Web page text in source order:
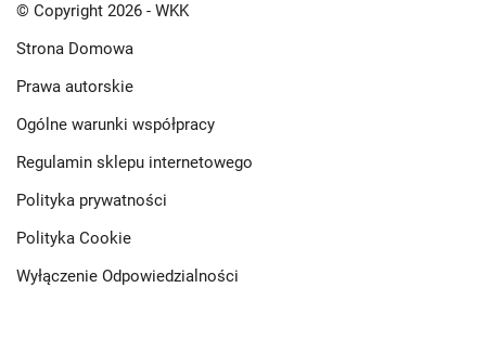
© Copyright 2026 - WKK
Strona Domowa
Prawa autorskie
Ogólne warunki współpracy
Regulamin sklepu internetowego
Polityka prywatności
Polityka Cookie
Wyłączenie Odpowiedzialności